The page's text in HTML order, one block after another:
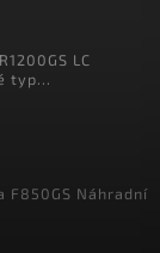
LC
typ...
F850GS Náhradní